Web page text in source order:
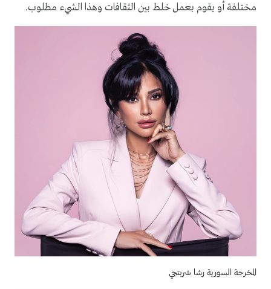
مختلفة أو يقوم بعمل خلط بين الثقافات وهذا الشيء مطلوب.
المخرجة السورية رشا شربتجي